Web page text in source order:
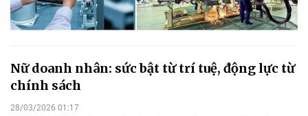
Nữ doanh nhân: sức bật từ trí tuệ, động lực từ
chính sách
28/03/2026 01:17